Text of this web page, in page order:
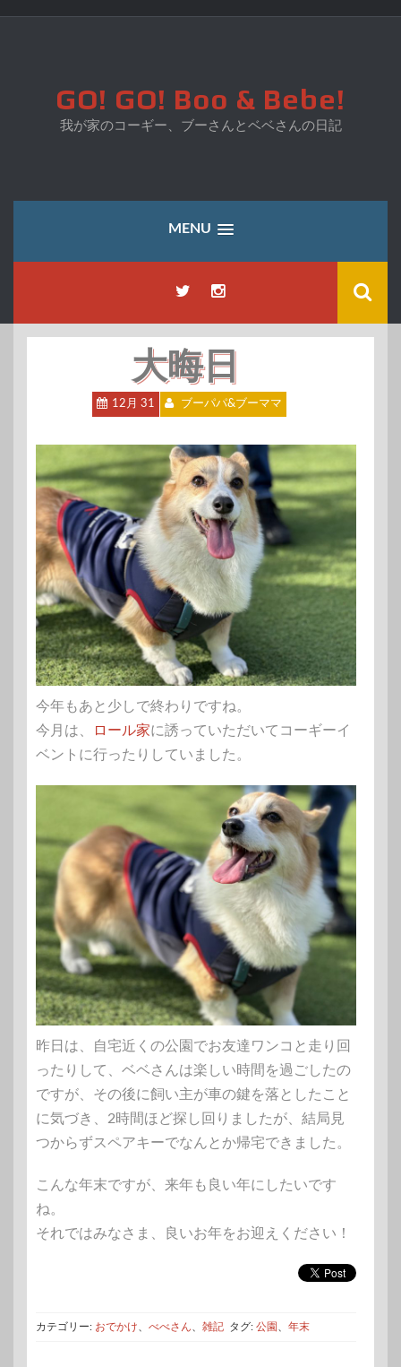
GO! GO! Boo & Bebe!
我が家のコーギー、ブーさんとベベさんの日記
MENU
大晦日
12月 31 ブーパパ&ブーママ
今年もあと少しで終わりですね。
今月は、
ロール家に誘っていただいてコーギーイ
ベントに行ったりしていました。
昨日は、自宅近くの公園でお友達ワンコと走り回
ったりして、ベベさんは楽しい時間を過ごしたの
ですが、その後に飼い主が車の鍵を落としたこと
に気づき、2時間ほど探し回りましたが、結局見
つからずスペアキーでなんとか帰宅できました。
こんな年末ですが、来年も良い年にしたいです
ね。
それではみなさま、良いお年をお迎えください！
カテゴリー: おでかけ べべさん 雑記 タグ: 公園 年末